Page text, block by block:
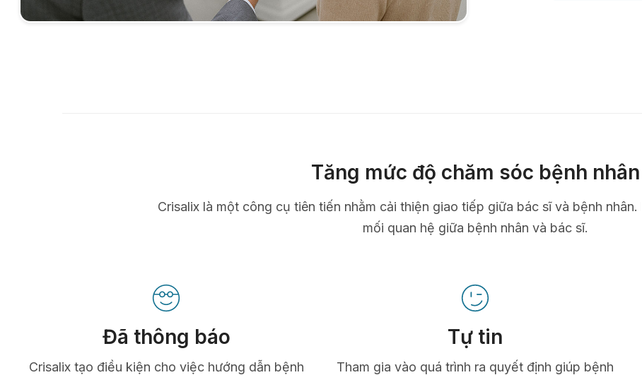
Tăng mức độ chăm sóc bệnh nhân
Crisalix là một công cụ tiên tiến nhằm cải thiện giao tiếp giữa bác sĩ và bệnh
mối quan hệ giữa bệnh nhân và bác sĩ.
Đã thông báo
Crisalix tạo điều kiện cho việc hướng dẫn bệnh
Tự tin
Tham gia vào quá trình ra quyết định giúp bệnh